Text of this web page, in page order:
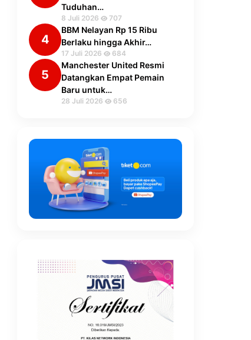
Tuduhan…
8 Juli 2026 707
4
BBM Nelayan Rp 15 Ribu
Berlaku hingga Akhir…
17 Juli 2026 684
5
Manchester United Resmi
Datangkan Empat Pemain
Baru untuk…
28 Juli 2026 656